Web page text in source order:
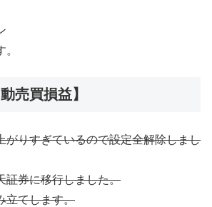
売買損益】
がりすぎているので設定全解除しまし
証券に移行しました。
立てします。